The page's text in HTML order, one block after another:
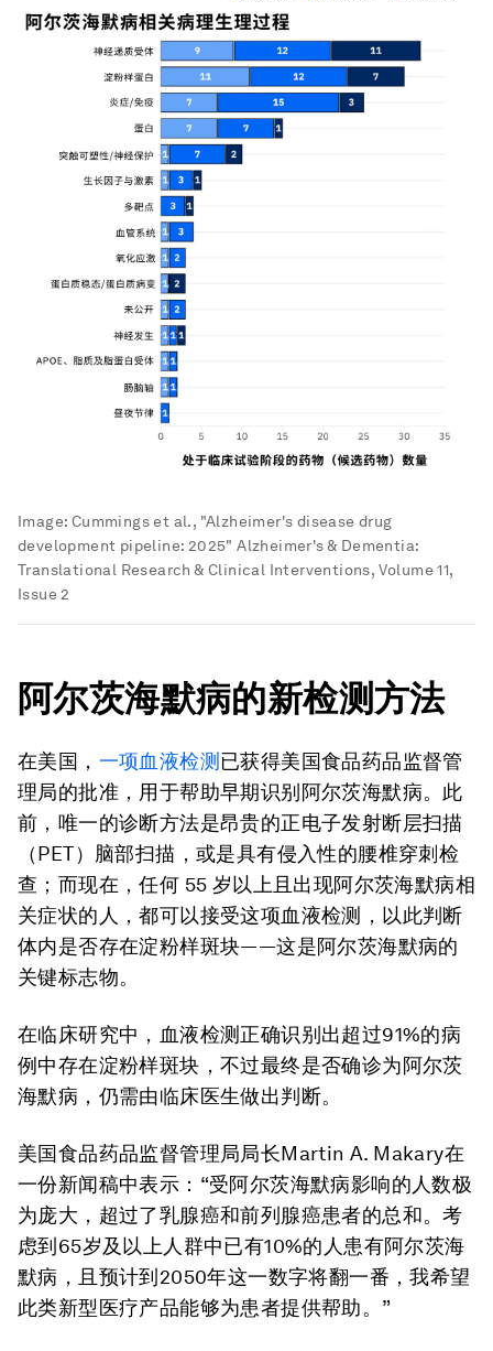
Image: Cummings et al., "Alzheimer's disease drug
development pipeline: 2025" Alzheimer's & Dementia:
Translational Research & Clinical Interventions, Volume 11,
Issue 2
阿尔茨海默病的新检测方法
在美国， 一项血液检测已获得美国食品药品监督管
理局的批准，用于帮助早期识别阿尔茨海默病。此
前，唯一的诊断方法是昂贵的正电子发射断层扫描
（PET）脑部扫描，或是具有侵入性的腰椎穿刺检
查；而现在，任何 55 岁以上且出现阿尔茨海默病相
关症状的人，都可以接受这项血液检测，以此判断
体内是否存在淀粉样斑块——这是阿尔茨海默病的
关键标志物。
在临床研究中，血液检测正确识别出超过91%的病
例中存在淀粉样斑块，不过最终是否确诊为阿尔茨
海默病，仍需由临床医生做出判断。
美国食品药品监督管理局局长Martin A. Makary在
一份新闻稿中表示：“受阿尔茨海默病影响的人数极
为庞大，超过了乳腺癌和前列腺癌患者的总和。考
虑到65岁及以上人群中已有10%的人患有阿尔茨海
默病，且预计到2050年这一数字将翻一番，我希望
此类新型医疗产品能够为患者提供帮助。”